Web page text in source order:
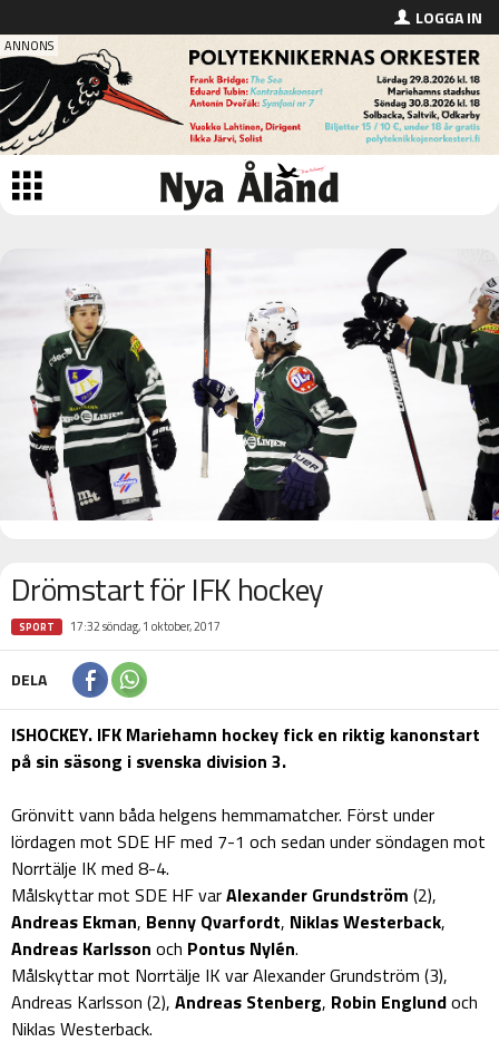
LOGGA IN
Drömstart för IFK hockey
SPORT 17:32 söndag, 1 oktober, 2017
DELA
ISHOCKEY. IFK Mariehamn hockey fick en riktig kanonstart
på sin säsong i svenska division 3.
Grönvitt vann båda helgens hemmamatcher. Först under
lördagen mot SDE HF med 7-1 och sedan under söndagen mot
Norrtälje IK med 8-4.
Målskyttar mot SDE HF varAlexander Grundström (2),
Andreas Ekman, Benny Qvarfordt, NiklasWesterback,
Andreas Karlsson och Pontus Nylén.
Målskyttar mot Norrtälje IK var Alexander Grundström (3),
Andreas Karlsson (2), Andreas Stenberg, Robin Englundoch
Niklas Westerback.